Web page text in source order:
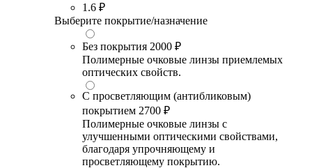
1.6 ₽
Выберите покрытие/назначение
Без покрытия 2000 ₽
Полимерные очковые линзы приемлемых
оптических свойств.
С просветляющим (антибликовым)
покрытием 2700 ₽
Полимерные очковые линзы с
улучшенными оптическими свойствами,
благодаря упрочняющему и
просветляющему покрытию.